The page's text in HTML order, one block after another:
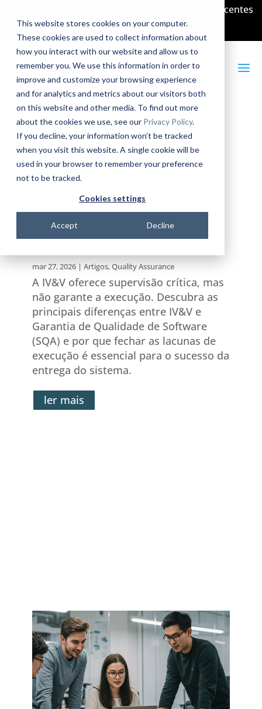
This website stores cookies on your computer.
These cookies are used to collect information about
how you interact with our website and allow us to
remember you. We use this information in order to
improve and customize your browsing experience
and for analytics and metrics about our visitors both
on this website and other media. To find out more
about the cookies we use, see our Privacy Policy.
If you decline, your information won’t be tracked
when you visit this website. A single cookie will be
used in your browser to remember your preference
not to be tracked.
Cookies settings
Accept Decline
Amplie sua expertise com nossos cursos mais recentes
English
a
Quality Assurance Articles
Avaliar a qualidade não é o
mesmo que melhorá-la: IV&V
vs. SQA
mar 27, 2026| Artigos,Quality Assurance
A IV&V oferece supervisão crítica, mas
não garante a execução. Descubra as
principais diferenças entre IV&V e
Garantia de Qualidade de Software
(SQA) e por que fechar as lacunas de
execução é essencial para o sucesso da
entrega do sistema.
ler mais